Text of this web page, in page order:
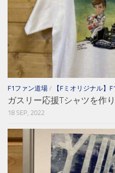
F1ファン道場 / 【Fミオリジナル】
ガスリー応援Tシャツを作
18 SEP, 2022